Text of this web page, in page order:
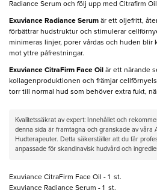
Radiance Serum och följ upp med Citrafirm
Exuviance Radiance Serum är ett oljefritt,
förbättrar hudstruktur och stimulerar
minimeras linjer, porer vårdas och huden blir
mot yttre påfrestningar.
Exuviance CitraFirm Face Oil är ett närande
kollagenproduktionen och främjar
torr till normal hud som behöver extra fukt,
Kvalitetssäkrat av expert: Innehållet och
denna sida är framtagna och granskade av våra
Hudterapeuter. Detta säkerställer att du får
anpassade för skandinavisk hudvård och
Exuviance CitraFirm Face Oil - 1 st.
Exuviance Radiance Serum - 1 st.